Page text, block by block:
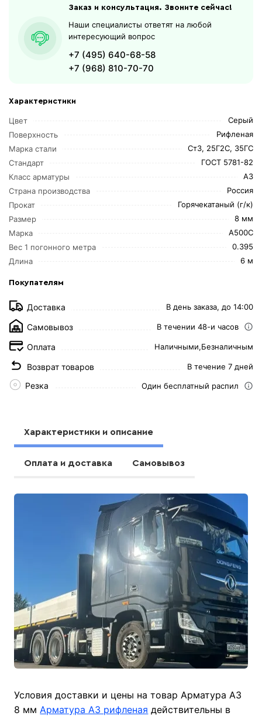
Характеристики
Цвет
Серый
Поверхность
Рифленая
Марка стали
Ст3, 25Г2С, 35ГС
Стандарт
ГОСТ 5781-82
Класс арматуры
А3
Страна производства
Россия
Прокат
Горячекатаный (г/к)
Размер
8 мм
Марка
А500С
Вес 1 погонного метра
0.395
Длина
6 м
Покупателям
Доставка В день заказа, до 14:00
Самовывоз В течении 48-и часов
Оплата Наличными,Безналичным
Возврат товаров В течение 7 дней
Резка Один бесплатный распил
Заказ и консультация. Звоните сейчас!
Наши специалисты ответят на любой
интересующий вопрос
+7 (495) 640-68-58
+7 (968) 810-70-70
Характеристики и описание
Оплата и доставка Самовывоз
Условия доставки и цены на товар Арматура А3
8 мм Арматура А3 рифленая действительны в